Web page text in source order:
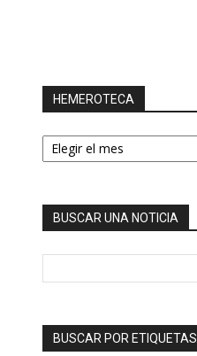
HEMEROTECA
HEMEROTECA
BUSCAR UNA NOTICIA
BUSCAR POR ETIQUETAS